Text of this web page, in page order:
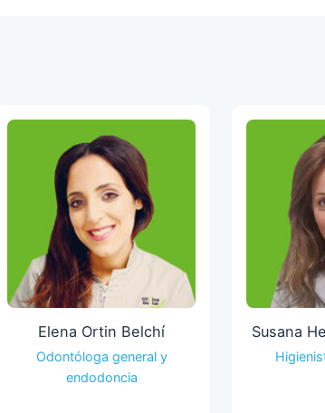
Elena Ortin Belchí
Odontóloga general y
endodoncia
Susana